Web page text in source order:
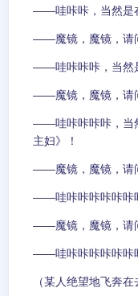
——哇咔咔，当然是
——魔镜，魔镜，请
——哇咔咔咔，当然
——魔镜，魔镜，请
——哇咔咔咔咔，当
主妇》！
——魔镜，魔镜，请
——哇咔咔咔咔咔咔
——魔镜，魔镜，请
——哇咔咔咔咔咔咔
（某人绝望地飞奔在